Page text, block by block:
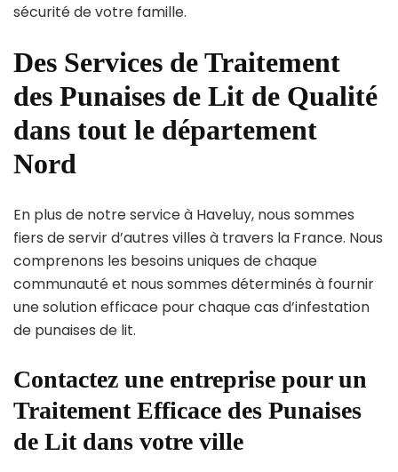
sécurité de votre famille.
Des Services de Traitement
des Punaises de Lit de Qualité
dans tout le département
Nord
En plus de notre service à Haveluy, nous sommes
fiers de servir d’autres villes à travers la France. Nous
comprenons les besoins uniques de chaque
communauté et nous sommes déterminés à fournir
une solution efficace pour chaque cas d’infestation
de punaises de lit.
Contactez une entreprise pour un
Traitement Efficace des Punaises
de Lit dans votre ville